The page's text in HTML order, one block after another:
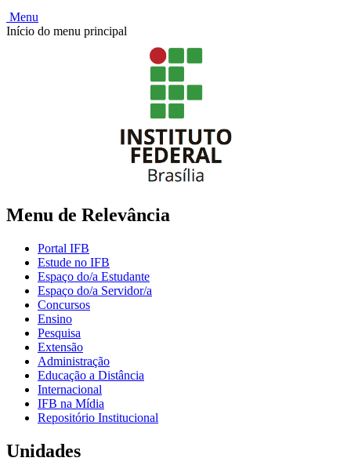
Menu
Início do menu principal
Menu de Relevância
Portal IFB
Estude no IFB
Espaço do/a Estudante
Espaço do/a Servidor/a
Concursos
Ensino
Pesquisa
Extensão
Administração
Educação a Distância
Internacional
IFB na Mídia
Repositório Institucional
Unidades